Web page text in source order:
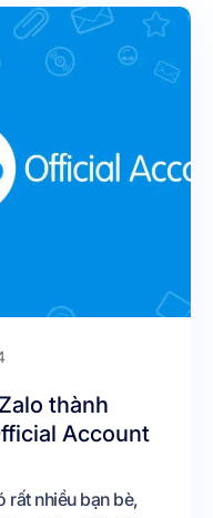
thành
Account
rất nhiều bạn bè,